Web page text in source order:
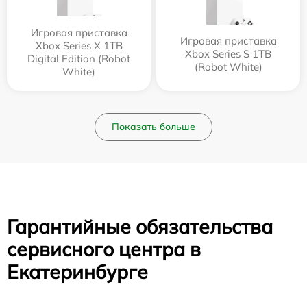
Игровая приставка
Xbox Series X 1TB
Digital Edition (Robot
White)
Игровая приставка
Xbox Series S 1TB
(Robot White)
Показать больше
Гарантийные обязательства
сервисного центра в
Екатеринбурге